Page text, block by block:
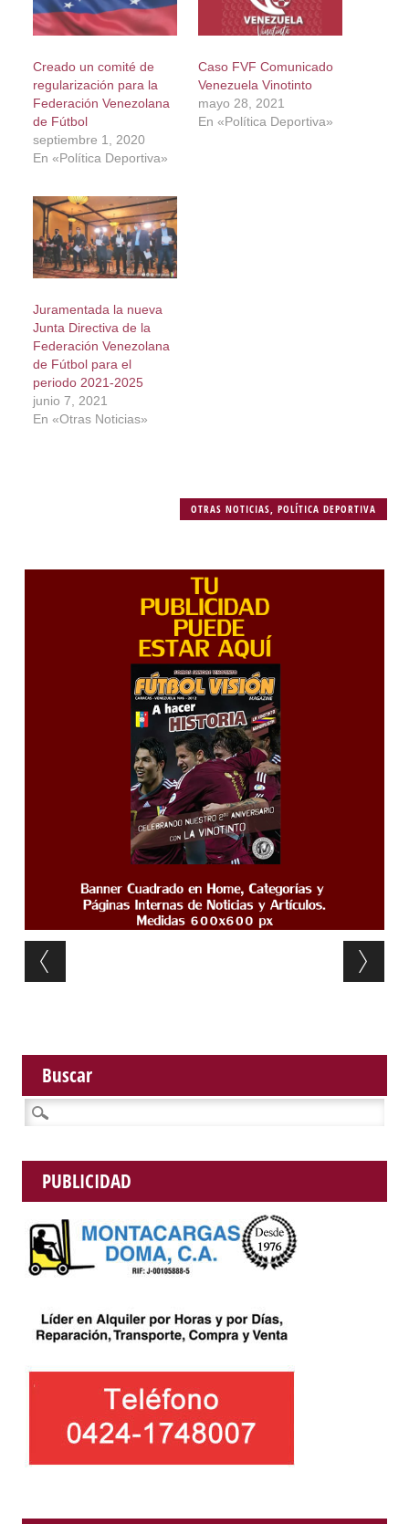
Creado un comité de
regularización para la
Federación Venezolana
de Fútbol
septiembre 1, 2020
En «Política Deportiva»
Caso FVF Comunicado
Venezuela Vinotinto
mayo 28, 2021
En «Política Deportiva»
Juramentada la nueva
Junta Directiva de la
Federación Venezolana
de Fútbol para el
periodo 2021-2025
junio 7, 2021
En «Otras Noticias»
OTRAS NOTICIAS,POLÍTICA DEPORTIVA
Post navigation
Buscar
Buscar:
PUBLICIDAD